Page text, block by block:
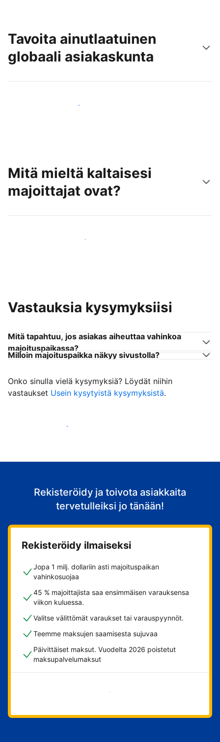
Tavoita ainutlaatuinen
globaali asiakaskunta
Tavoita uusia asiakkaita jo tänään
Mitä mieltä kaltaisesi
majoittajat ovat?
Liity kaltaistesi majoittajien joukkoon
Vastauksia kysymyksiisi
Mitä tapahtuu, jos asiakas aiheuttaa vahinkoa
majoituspaikassa?
Milloin majoituspaikka näkyy sivustolla?
Onko sinulla vielä kysymyksiä? Löydät niihin
vastaukset Usein kysytyistä kysymyksistä.
Ala vastaanottaa asiakkaita
Rekisteröidy ja toivota asiakkaita
tervetulleiksi jo tänään!
Rekisteröidy ilmaiseksi
Jopa 1 milj. dollariin asti majoituspaikan
vahinkosuojaa
45 % majoittajista saa ensimmäisen varauksensa
viikon kuluessa.
Valitse välittömät varaukset tai varauspyynnöt.
Teemme maksujen saamisesta sujuvaa
Päivittäiset maksut. Vuodelta 2026 poistetut
maksupalvelumaksut
Aloita nyt